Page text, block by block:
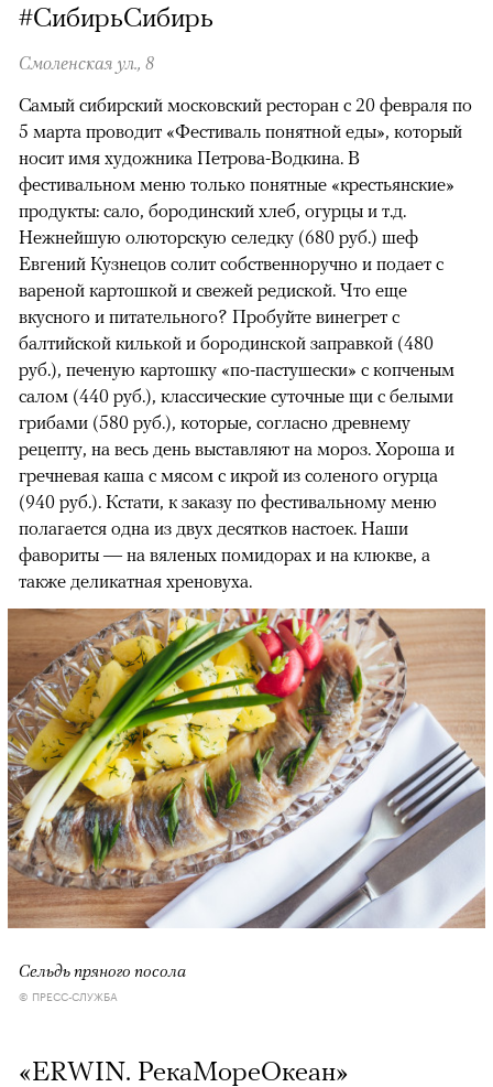
#СибирьСибирь
Смоленская ул., 8
00:00 / 00:00
Самый сибирский московский ресторан с 20 февраля по
5 марта проводит «Фестиваль понятной еды», который
носит имя художника Петрова-Водкина. В
фестивальном меню только понятные «крестьянские»
продукты: сало, бородинский хлеб, огурцы и т.д.
Нежнейшую олюторскую селедку (680 руб.) шеф
Евгений Кузнецов солит собственноручно и подает с
вареной картошкой и свежей редиской. Что еще
вкусного и питательного? Пробуйте винегрет с
балтийской килькой и бородинской заправкой (480
руб.), печеную картошку «по-пастушески» с копченым
салом (440 руб.), классические суточные щи с белыми
грибами (580 руб.), которые, согласно древнему
рецепту, на весь день выставляют на мороз. Хороша и
гречневая каша с мясом с икрой из соленого огурца
(940 руб.). Кстати, к заказу по фестивальному меню
полагается одна из двух десятков настоек. Наши
фавориты — на вяленых помидорах и на клюкве, а
также деликатная хреновуха.
Сельдь пряного посола
© ПРЕСС-СЛУЖБА
«ERWIN. РекаМореОкеан»